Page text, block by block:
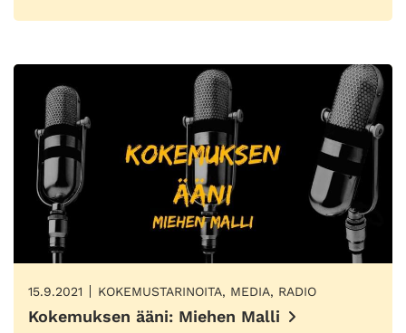
15.9.2021 KOKEMUSTARINOITA, MEDIA, RADIO
Kokemuksen ääni: Miehen Malli